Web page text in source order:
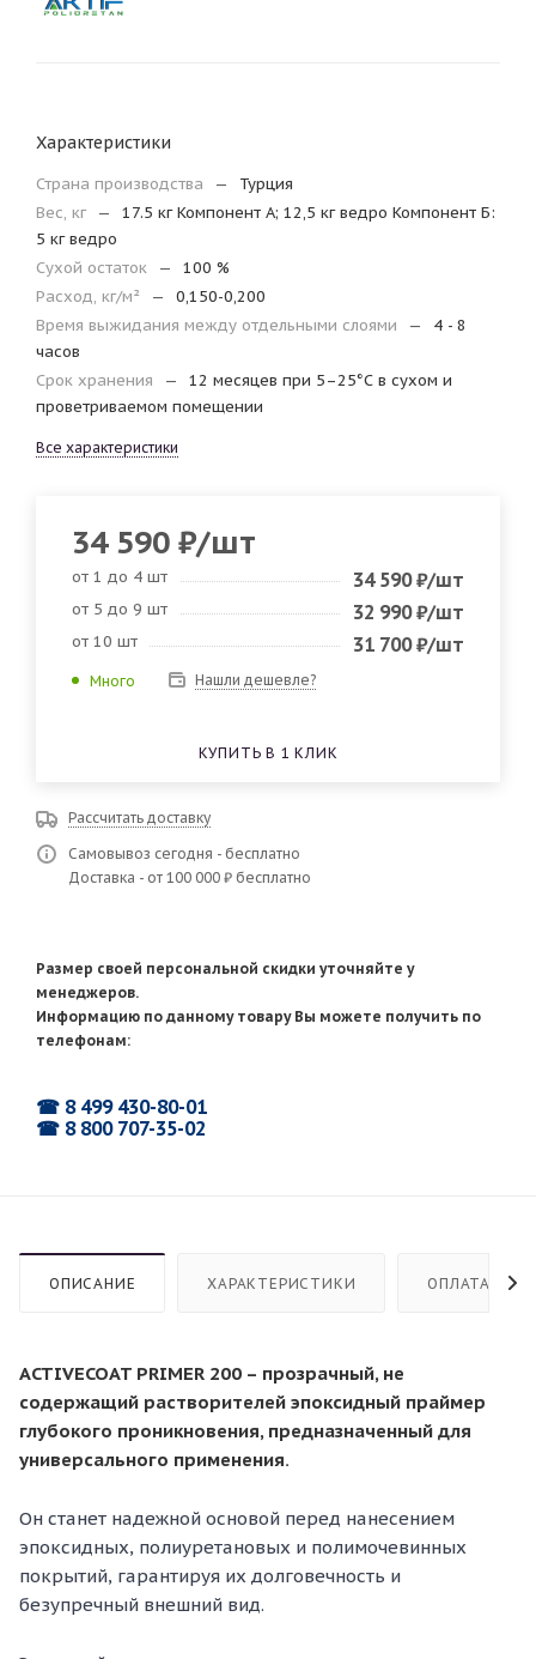
Характеристики
Страна производства —
Турция
Вес, кг —
17.5 кг Компонент А; 12,5 кг ведро Компонент Б:
5 кг ведро
Сухой остаток
—
100 %
Расход, кг/м²
—
0,150-0,200
Время выжидания между отдельными слоями
—
4 - 8
часов
Срок хранения
—
12 месяцев при 5–25°С в сухом и
проветриваемом помещении
Все характеристики
34 590 ₽/шт
от 1 до 4 шт 34 590₽/шт
от 5 до 9 шт 32 990₽/шт
от 10 шт 31 700₽/шт
Много Нашли дешевле?
КУПИТЬ В 1 КЛИК
Рассчитать доставку
Самовывоз сегодня - бесплатно
Доставка - от 100 000 ₽ бесплатно
Размер своей персональной скидки уточняйте у
менеджеров.
Информацию по данному товару Вы можете получить по
телефонам:
☎ 8 499 430-80-01
☎ 8 800 707-35-02
ОПИСАНИЕ ХАРАКТЕРИСТИКИ ОПЛАТА
ACTIVECOAT PRIMER 200 – прозрачный, не
содержащий растворителей эпоксидный праймер
глубокого проникновения, предназначенный для
универсального применения.
Он станет надежной основой перед нанесением
эпоксидных, полиуретановых и полимочевинных
покрытий, гарантируя их долговечность и
безупречный внешний вид.